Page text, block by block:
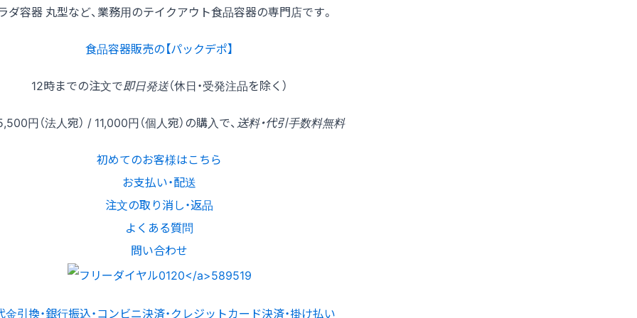
ダ容器 丸型など、業務用のテイクアウト食品容器の専門店です。
食品容器販売の【パックデポ】
12時までの注文で即日発送（休日・受発注品を除く）
円（法人宛） / 11,000円（個人宛）の購入で、 送料・代引手数料無料
初めてのお客様はこちら
お支払い・配送
注文の取り消し・返品
よくある質問
問い合わせ